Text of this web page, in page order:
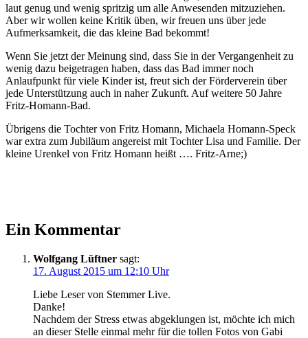
laut genug und wenig spritzig um alle Anwesenden mitzuziehen.
Aber wir wollen keine Kritik üben, wir freuen uns über jede
Aufmerksamkeit, die das kleine Bad bekommt!
Wenn Sie jetzt der Meinung sind, dass Sie in der Vergangenheit zu
wenig dazu beigetragen haben, dass das Bad immer noch
Anlaufpunkt für viele Kinder ist, freut sich der Förderverein über
jede Unterstützung auch in naher Zukunft. Auf weitere 50 Jahre
Fritz-Homann-Bad.
Übrigens die Tochter von Fritz Homann, Michaela Homann-Speck
war extra zum Jubiläum angereist mit Tochter Lisa und Familie. Der
kleine Urenkel von Fritz Homann heißt …. Fritz-Arne;)
Ein Kommentar
Wolfgang Lüftner sagt:
17. August 2015 um 12:10 Uhr
Liebe Leser von Stemmer Live.
Danke!
Nachdem der Stress etwas abgeklungen ist, möchte ich mich
an dieser Stelle einmal mehr für die tollen Fotos von Gabi